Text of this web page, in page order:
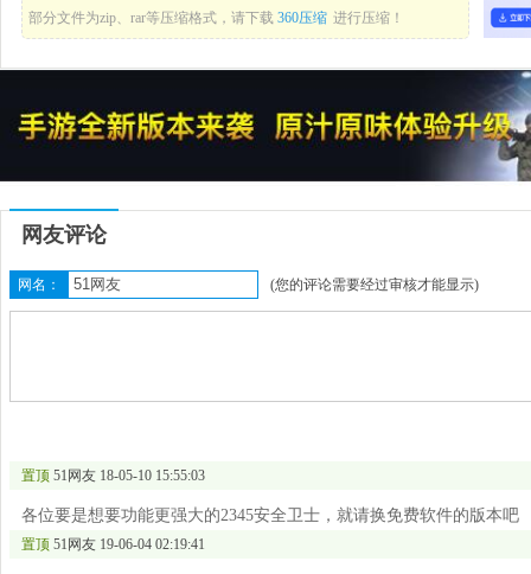
部分文件为zip、rar等压缩格式，请下载 360压缩 进行压缩！
网友评论
网名： (您的评论需要经过审核才能显示)
置顶 51网友 18-05-10 15:55:03
各位要是想要功能更强大的2345安全卫士，就请换免费软件的版本吧
置顶 51网友 19-06-04 02:19:41